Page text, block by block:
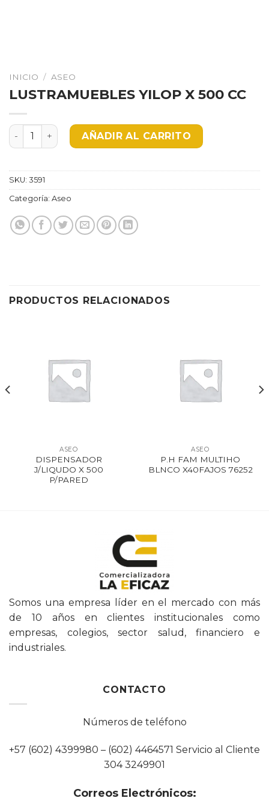
INICIO / ASEO
LUSTRAMUEBLES YILOP X 500 CC
LUSTRAMUEBLES YILOP X 500 CC cantidad
AÑADIR AL CARRITO
SKU: 3591
Categoría: Aseo
PRODUCTOS RELACIONADOS
ASEO
DISPENSADOR
J/LIQUDO X 500
P/PARED
ASEO
P.H FAM MULTIHO
BLNCO X40FAJOS 76252
Somos una empresa líder en el mercado con más
de 10 años en clientes institucionales como
empresas, colegios, sector salud, financiero e
industriales.
CONTACTO
Números de teléfono
+57 (602) 4399980 – (602) 4464571 Servicio al Cliente
304 3249901
Correos Electrónicos: